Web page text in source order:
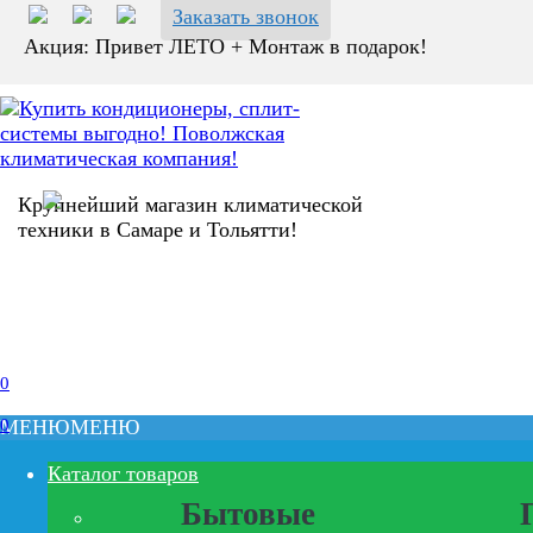
Заказать звонок
Акция: Привет ЛЕТО + Монтаж в подарок!
Крупнейший магазин климатической
техники в Самаре и Тольятти!
0
0
МЕНЮМЕНЮ
Каталог товаров
Бытовые